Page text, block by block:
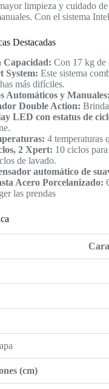
limpieza y cuidado
Con el sistema
Destacadas
Capacidad: Con 17 kg de
System: Este sistema
más difíciles.
Automáticos y Manuales:
Double Action:
LED con estatus de
4 temperaturas
2 Xpert: 10 ciclos
de lavado.
automático de
Acero Porcelanizado:
las prendas
(cm)